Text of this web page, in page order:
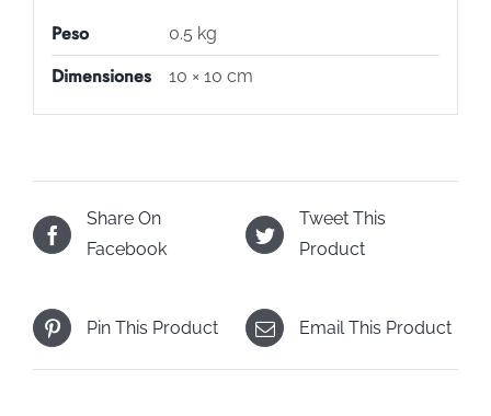
Peso 0.5 kg
Dimensiones 10 × 10 cm
Share On
Facebook
Tweet This
Product
Pin This Product Email This Product